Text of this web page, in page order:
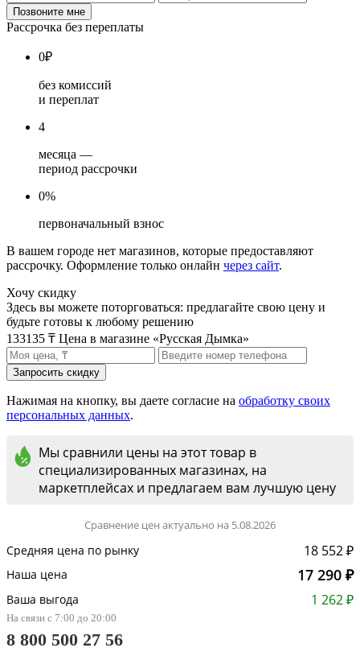
Рассрочка без переплаты
0₽
без комиссий
и переплат
4
месяца —
период рассрочки
0%
первоначальный взнос
В вашем городе нет магазинов, которые предоставляют
рассрочку. Оформление только онлайн через сайт.
Хочу скидку
Здесь вы можете поторговаться: предлагайте свою цену и
будьте готовы к любому решению
133135 ₸ Цена в магазине «Русская Дымка»
Нажимая на кнопку, вы даете согласие на обработку своих
персональных данных.
Мы сравнили цены на этот товар в
специализированных магазинах, на
маркетплейсах и предлагаем вам лучшую цену
Сравнение цен актуально на 5.08.2026
Средняя цена по рынку 18 552 ₽
Наша цена 17 290 ₽
Ваша выгода 1 262 ₽
На связи с 7:00 до 20:00
8 800 500 27 56